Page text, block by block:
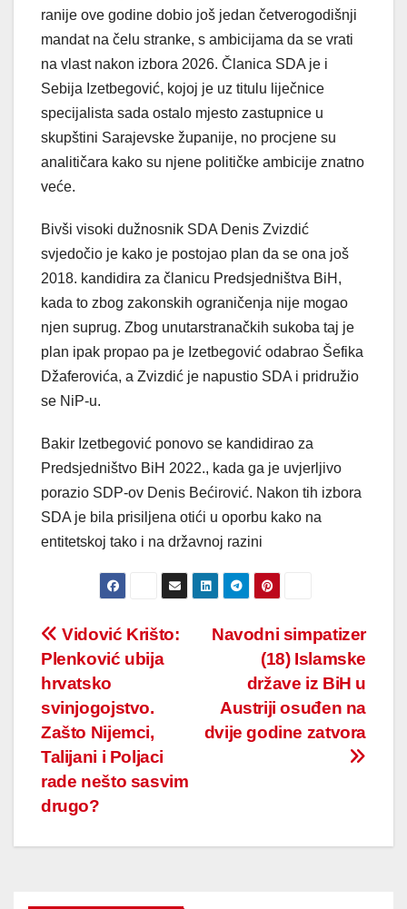
ranije ove godine dobio još jedan četverogodišnji
mandat na čelu stranke, s ambicijama da se vrati
na vlast nakon izbora 2026. Članica SDA je i
Sebija Izetbegović, kojoj je uz titulu liječnice
specijalista sada ostalo mjesto zastupnice u
skupštini Sarajevske županije, no procjene su
analitičara kako su njene političke ambicije znatno
veće.
Bivši visoki dužnosnik SDA Denis Zvizdić
svjedočio je kako je postojao plan da se ona još
2018. kandidira za članicu Predsjedništva BiH,
kada to zbog zakonskih ograničenja nije mogao
njen suprug. Zbog unutarstranačkih sukoba taj je
plan ipak propao pa je Izetbegović odabrao Šefika
Džaferovića, a Zvizdić je napustio SDA i pridružio
se NiP-u.
Bakir Izetbegović ponovo se kandidirao za
Predsjedništvo BiH 2022., kada ga je uvjerljivo
porazio SDP-ov Denis Bećirović. Nakon tih izbora
SDA je bila prisiljena otići u oporbu kako na
entitetskoj tako i na državnoj razini
Post
navigation
Navodni simpatizer
(18) Islamske
države iz BiH u
Austriji osuđen na
dvije godine zatvora
Vidović Krišto:
Plenković ubija
hrvatsko
svinjogojstvo.
Zašto Nijemci,
Talijani i Poljaci
rade nešto sasvim
drugo?